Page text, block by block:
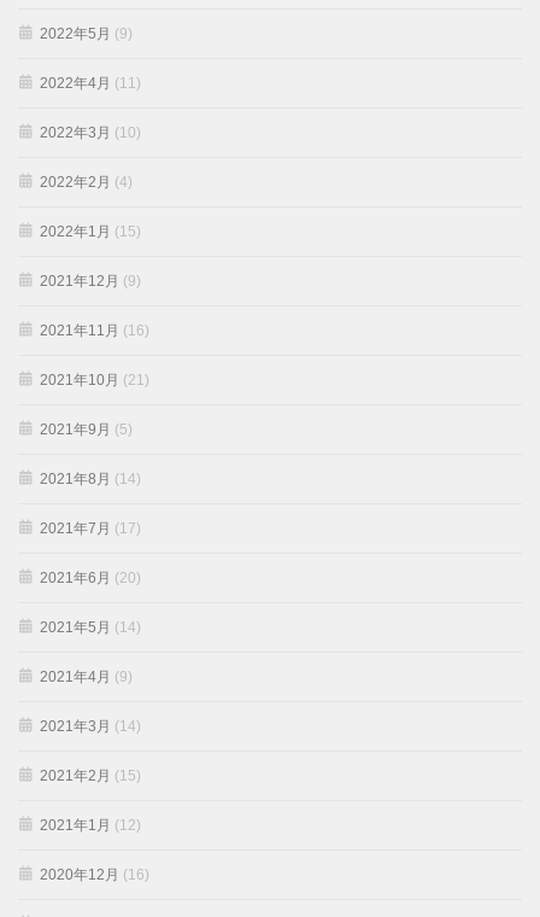
2022年5月 (9)
2022年4月 (11)
2022年3月 (10)
2022年2月 (4)
2022年1月 (15)
2021年12月 (9)
2021年11月 (16)
2021年10月 (21)
2021年9月 (5)
2021年8月 (14)
2021年7月 (17)
2021年6月 (20)
2021年5月 (14)
2021年4月 (9)
2021年3月 (14)
2021年2月 (15)
2021年1月 (12)
2020年12月 (16)